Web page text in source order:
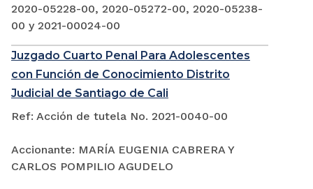
2020-05228-00, 2020-05272-00, 2020-05238-
00 y 2021-00024-00
Juzgado Cuarto Penal Para Adolescentes
con Función de Conocimiento Distrito
Judicial de Santiago de Cali
Ref: Acción de tutela No. 2021-0040-00
Accionante: MARÍA EUGENIA CABRERA Y
CARLOS POMPILIO AGUDELO